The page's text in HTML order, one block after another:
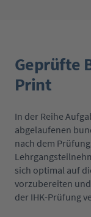
Geprüfte
Print
In der Reihe
abgelaufenen
nach dem
sich optimal auf
vorzubereiten
der IHK-Prüfung